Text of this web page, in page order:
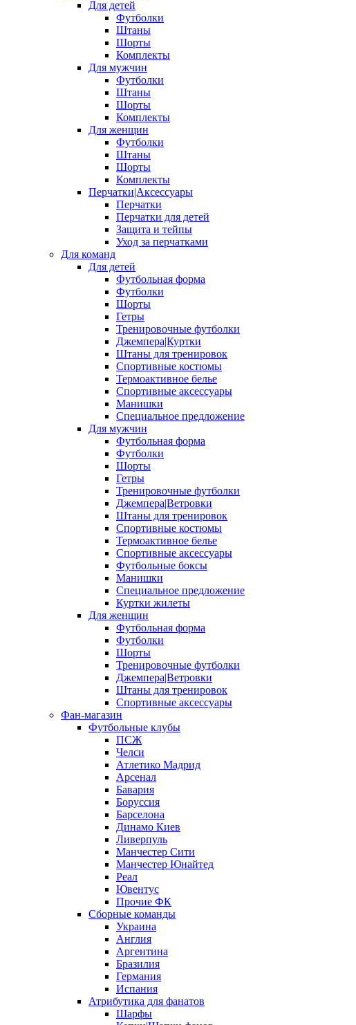
Для детей
Футболки
Штаны
Шорты
Комплекты
Для мужчин
Футболки
Штаны
Шорты
Комплекты
Для женщин
Футболки
Штаны
Шорты
Комплекты
Перчатки|Аксессуары
Перчатки
Перчатки для детей
Защита и тейпы
Уход за перчатками
Для команд
Для детей
Футбольная форма
Футболки
Шорты
Гетры
Тренировочные футболки
Джемпера|Куртки
Штаны для тренировок
Спортивные костюмы
Термоактивное белье
Спортивные аксессуары
Манишки
Специальное предложение
Для мужчин
Футбольная форма
Футболки
Шорты
Гетры
Тренировочные футболки
Джемпера|Ветровки
Штаны для тренировок
Спортивные костюмы
Термоактивное белье
Спортивные аксессуары
Футбольные боксы
Манишки
Специальное предложение
Куртки жилеты
Для женщин
Футбольная форма
Футболки
Шорты
Тренировочные футболки
Джемпера|Ветровки
Штаны для тренировок
Спортивные аксессуары
Фан-магазин
Футбольные клубы
ПСЖ
Челси
Атлетико Мадрид
Арсенал
Бавария
Боруссия
Барселона
Динамо Киев
Ливерпуль
Манчестер Сити
Манчестер Юнайтед
Реал
Ювентус
Прочие ФК
Сборные команды
Украина
Англия
Аргентина
Бразилия
Германия
Испания
Атрибутика для фанатов
Шарфы